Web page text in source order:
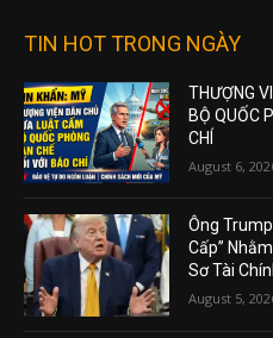
TIN HOT TRONG NGÀY
THƯỢNG
BỘ QUỐC
CHÍ
August 6,
Ông
Cấp”
Sơ Tài
August 5,